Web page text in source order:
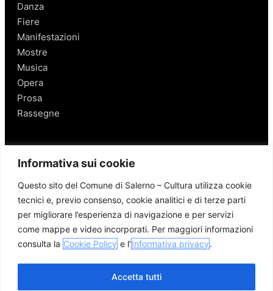
Informativa sui cookie
Questo sito del Comune di Salerno – Cultura utilizza cookie
tecnici e, previo consenso, cookie analitici e di terze parti
per migliorare l’esperienza di navigazione e per servizi
come mappe e video incorporati. Per maggiori informazioni
consulta la Cookie Policy e l’Informativa privacy.
Accetta tutti
Danza
Fiere
Manifestazioni
Mostre
Musica
Opera
Prosa
Rassegne
Salerno
Personaggi
Enogastronomia
Mobilità a Salerno
Luoghi nei Dintorni
Link utili